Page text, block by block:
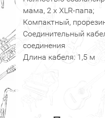
мама, 2 х XLR-папа;
Компактный,
Соединительный
соединения
Длина кабеля: 1,5 м